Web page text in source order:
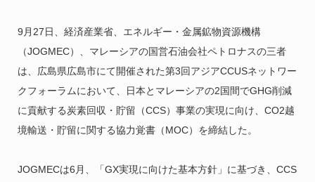
9月27日、経済産業省、エネルギー・金属鉱物資源機構
（JOGMEC）、マレーシアの国営石油会社ペトロナスの三者
は、広島県広島市にて開催された第3回アジアCCUSネットワー
クフォーラムにおいて、日本とマレーシアの2国間でGHG削減
に貢献する炭素回収・貯留（CCS）事業の実現に向け、CO2越
境輸送・貯留に関する協力覚書（MOC）を締結した。
JOGMECは6月、「GX実現に向けた基本方針」に基づき、CCS